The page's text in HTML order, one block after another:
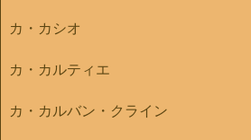
カ・カシオ
カ・カルティエ
カ・カルバン・クライン